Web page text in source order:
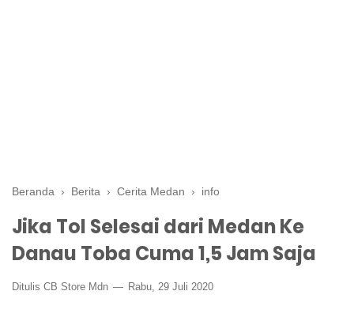
Beranda › Berita › Cerita Medan › info
Jika Tol Selesai dari Medan Ke
Danau Toba Cuma 1,5 Jam Saja
Ditulis CB Store Mdn Rabu, 29 Juli 2020